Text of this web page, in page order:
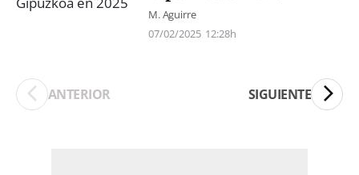
M. Aguirre
07/02/2025 12:28h
ANTERIOR SIGUIENTE